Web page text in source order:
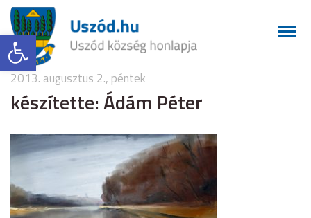
Eszköztár megnyitása
2013. augusztus 2., péntek
készítette: Ádám Péter